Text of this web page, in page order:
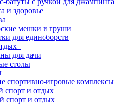
батуты с ручкой для джампинга
и здоровье
мешки и груши
для единоборств
для дачи
столы
спортивно-игровые комплексы
спорт и отдых
спорт и отдых